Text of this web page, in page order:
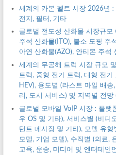
세계의 카본 펠트 시장 2026년
전지, 필터, 기타
글로벌 전도성 산화물 시장규
주석 산화물(ITO), 불소 도핑 주
아연 산화물(AZO), 안티몬 주석
세계의 무공해 트럭 시장 규모
트럭, 중형 전기 트럭, 대형 전기
HEV), 용도별 (라스트 마일 배
리, 도시 서비스) 및 지역별 전망
글로벌 모바일 VoIP 시장 : 플랫
우 OS 및 기타), 서비스별 (비디
턴트 메시징 및 기타), 모델 유
모델, 기업 모델), 수직별 (의료,
교육, 운송, 미디어 및 엔터테인